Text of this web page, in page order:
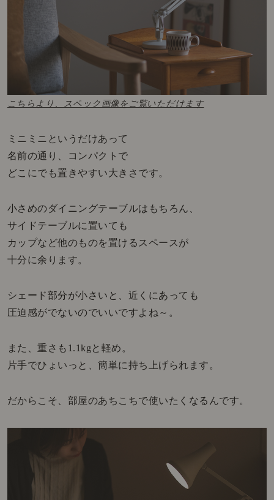
こちらより、スペック画像をご覧いただけます
ミニミニというだけあって
名前の通り、コンパクトで
どこにでも置きやすい大きさです。
小さめのダイニングテーブルはもちろん、
サイドテーブルに置いても
カップなど他のものを置けるスペースが
十分に余ります。
シェード部分が小さいと、近くにあっても
圧迫感がでないのでいいですよね～。
また、重さも1.1kgと軽め。
片手でひょいっと、簡単に持ち上げられます。
だからこそ、部屋のあちこちで使いたくなるんです。